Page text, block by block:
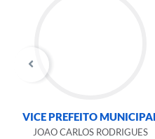
SECRETÁRIA
JENNIFER